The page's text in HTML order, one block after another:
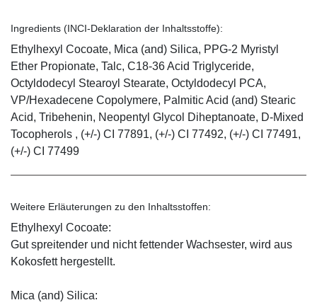
Ingredients (INCI-Deklaration der Inhaltsstoffe):
Ethylhexyl Cocoate, Mica (and) Silica, PPG-2 Myristyl
Ether Propionate, Talc, C18-36 Acid Triglyceride,
Octyldodecyl Stearoyl Stearate, Octyldodecyl PCA,
VP/Hexadecene Copolymere, Palmitic Acid (and) Stearic
Acid, Tribehenin, Neopentyl Glycol Diheptanoate, D-Mixed
Tocopherols , (+/-) CI 77891, (+/-) CI 77492, (+/-) CI 77491,
(+/-) CI 77499
Weitere Erläuterungen zu den Inhaltsstoffen:
Ethylhexyl Cocoate:
Gut spreitender und nicht fettender Wachsester, wird aus
Kokosfett hergestellt.
Mica (and) Silica: